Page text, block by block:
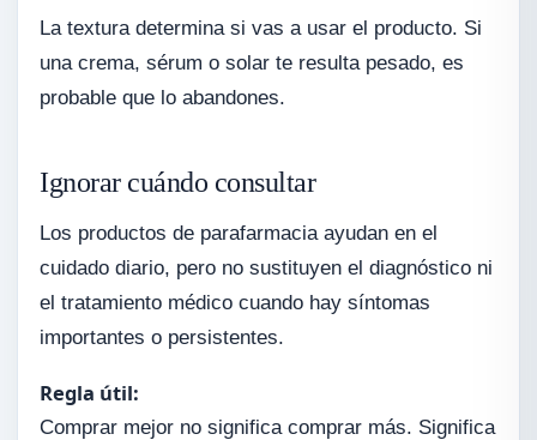
La textura determina si vas a usar el producto. Si
una crema, sérum o solar te resulta pesado, es
probable que lo abandones.
Ignorar cuándo consultar
Los productos de parafarmacia ayudan en el
cuidado diario, pero no sustituyen el diagnóstico ni
el tratamiento médico cuando hay síntomas
importantes o persistentes.
Regla útil:
Comprar mejor no significa comprar más. Significa